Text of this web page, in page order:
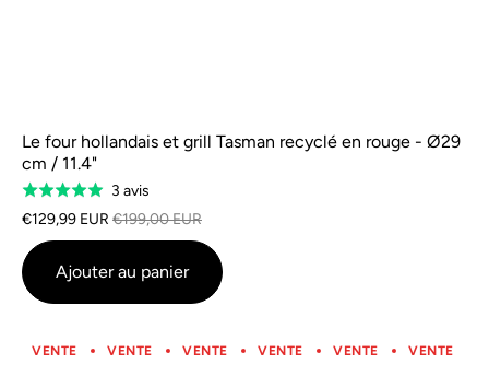
Le four hollandais et grill Tasman recyclé en rouge - Ø29
cm / 11.4"
Classé
5.0
sur
5
3 avisSur
la
base
avis
€129,99 EUR €199,00 EUR
Ajouter au panier
VENTE VENTE VENTE VENTE VENTE VENTE